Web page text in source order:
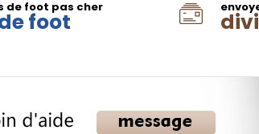
de foot pas cher
foot